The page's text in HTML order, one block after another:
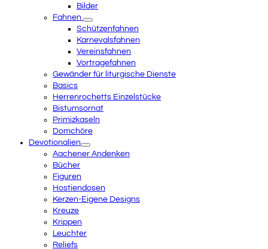
Bilder
Fahnen
Schützenfahnen
Karnevalsfahnen
Vereinsfahnen
Vortragefahnen
Gewänder für liturgische Dienste
Basics
Herrenrochetts Einzelstücke
Bistumsornat
Primizkaseln
Domchöre
Devotionalien
Aachener Andenken
Bücher
Figuren
Hostiendosen
Kerzen-Eigene Designs
Kreuze
Krippen
Leuchter
Reliefs